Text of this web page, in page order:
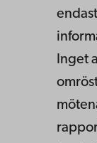
Inget